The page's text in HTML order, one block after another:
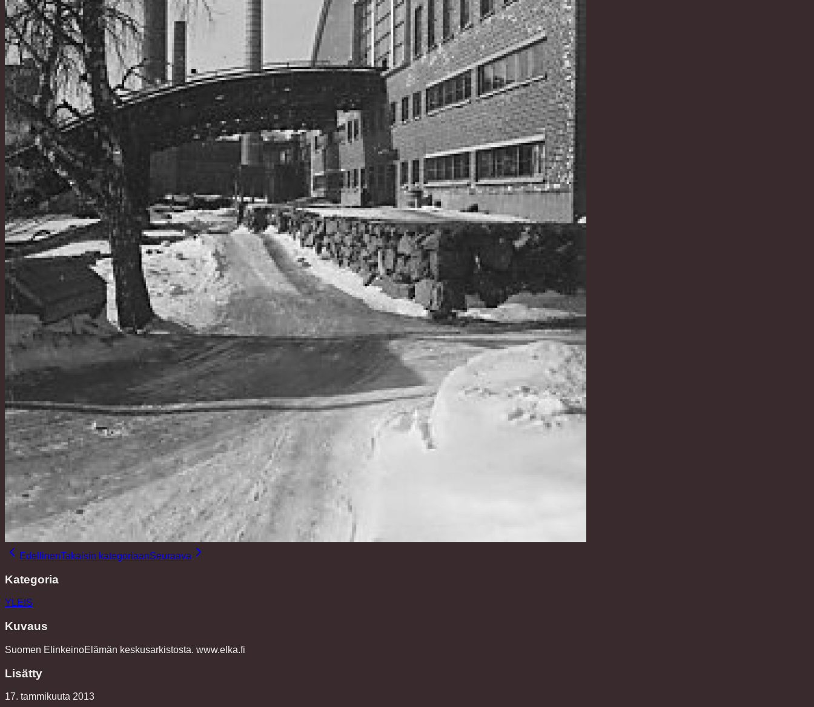
EdellinenTakaisin kategoriaanSeuraava
Kategoria
YLEIS
Kuvaus
Suomen ElinkeinoElämän keskusarkistosta. www.elka.fi
Lisätty
17. tammikuuta 2013